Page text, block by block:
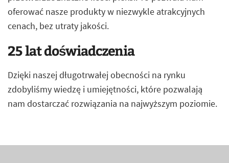
oferować nasze produkty w niezwykle atrakcyjnych
cenach, bez utraty jakości.
25 lat doświadczenia
Dzięki naszej długotrwałej obecności na rynku
zdobyliśmy wiedzę i umiejętności, które pozwalają
nam dostarczać rozwiązania na najwyższym poziomie.